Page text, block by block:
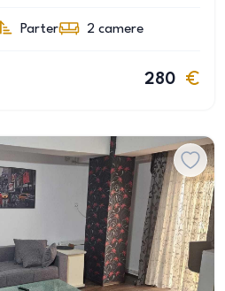
Parter 2 camere
280